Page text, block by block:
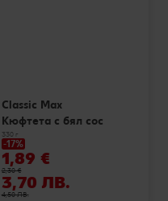
Classic Max
Кюфтета с бял сос
330 г
-17%
1,89 €
2,30 €
3,70 ЛВ.
4,50 ЛВ.